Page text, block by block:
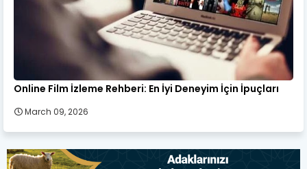
Online Film İzleme Rehberi: En İyi Deneyim İçin İpuçları
March 09, 2026